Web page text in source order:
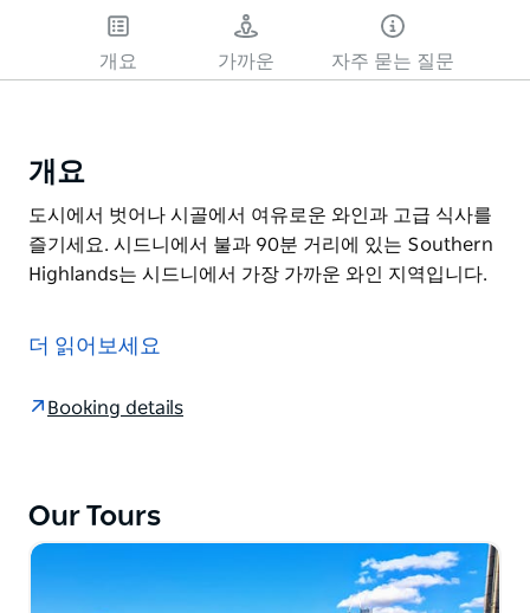
개요 가까운 자주 묻는 질문
개요
도시에서 벗어나 시골에서 여유로운 와인과 고급 식사를
즐기세요. 시드니에서 불과 90분 거리에 있는 Southern
Highlands는 시드니에서 가장 가까운 와인 지역입니다.
즐기세요.
Highlands는 시드니에서 가장 가까운 와인 지역입니다.
더 읽어보세요
Booking details
Our Tours